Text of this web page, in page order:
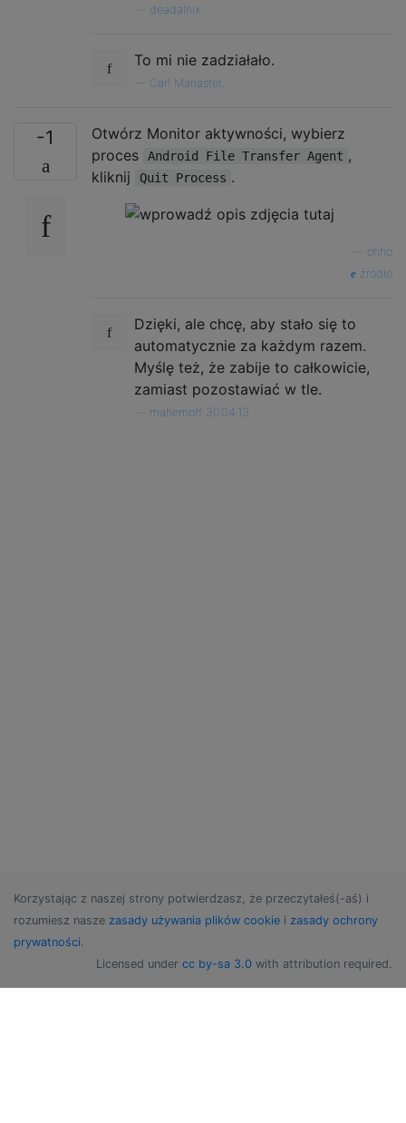
deadalnix
To mi nie zadziałało.
Carl Manaster,
-1
Otwórz Monitor aktywności, wybierz
proces
Android File Transfer Agent ,
kliknij
Quit Process .
ohho
źródło
Dzięki, ale chcę, aby stało się to
automatycznie za każdym razem.
Myślę też, że zabije to całkowicie,
zamiast pozostawiać w tle.
mahemoff 30.04.13
Korzystając z naszej strony potwierdzasz, że przeczytałeś(-aś) i
rozumiesz nasze zasady używania plików cookie i zasady ochrony
prywatności.
Licensed under cc by-sa 3.0 with attribution required.